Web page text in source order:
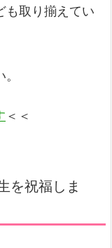
も取り揃えてい
＜＜
を祝福しま